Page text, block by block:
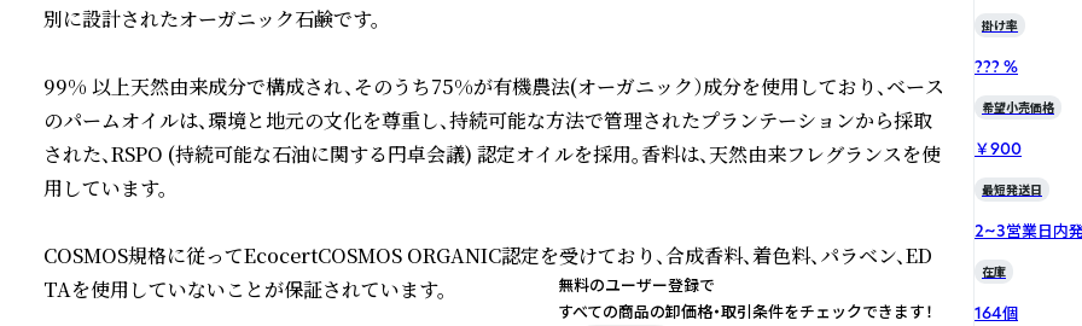
別に設計されたオーガニック石鹸です。
99% 以上天然由来成分で構成され、そのうち75%が有機農法(オーガニック）成分を使用しており、ベース
のパームオイルは、環境と地元の文化を尊重し、持続可能な方法で管理されたプランテーションから採取
された、RSPO (持続可能な石油に関する円卓会議) 認定オイルを採用。香料は、天然由来フレグランスを使
用しています。
COSMOS規格に従ってEcocertCOSMOS ORGANIC認定を受けており、合成香料、着色料、パラベン、ED
TAを使用していないことが保証されています。
掛け率
??? %
希望小売価格
￥900
最短発送日
2~3営業日内
在庫
164個
無料のユーザー登録で
すべての商品の卸価格・取引条件をチェックできます！